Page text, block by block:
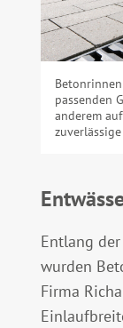
passenden
anderem
Entlang
wurden
Firma